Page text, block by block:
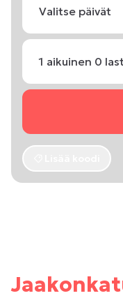
Valitse päivät
1 aikuinen 0